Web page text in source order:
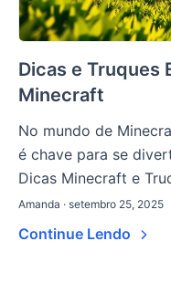
Dicas e Truques
Minecraft
No mundo de
é chave para se
Dicas Minecraft e
Amanda · setembro 25, 2025
Continue Lendo